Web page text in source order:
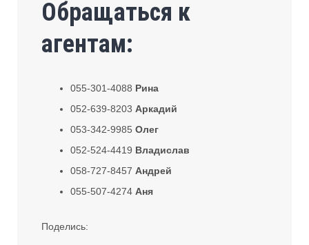
Обращаться к
агентам:
055-301-4088 Рина
052-639-8203 Аркадий
053-342-9985Олег
052-524-4419 Владислав
058-727-8457 Андрей
055-507-4274 Аня
Поделись: